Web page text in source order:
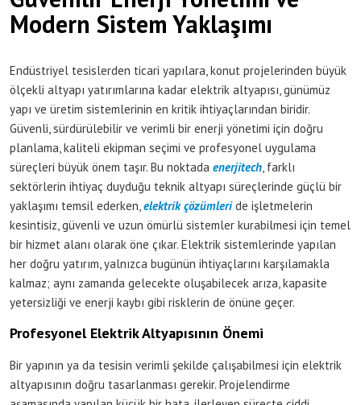
Modern Sistem Yaklaşımı
Endüstriyel tesislerden ticari yapılara, konut projelerinden büyük
ölçekli altyapı yatırımlarına kadar elektrik altyapısı, günümüz
yapı ve üretim sistemlerinin en kritik ihtiyaçlarından biridir.
Güvenli, sürdürülebilir ve verimli bir enerji yönetimi için doğru
planlama, kaliteli ekipman seçimi ve profesyonel uygulama
süreçleri büyük önem taşır. Bu noktada enerjitech, farklı
sektörlerin ihtiyaç duyduğu teknik altyapı süreçlerinde güçlü bir
yaklaşımı temsil ederken,elektrik çözümleride işletmelerin
kesintisiz, güvenli ve uzun ömürlü sistemler kurabilmesi için temel
bir hizmet alanı olarak öne çıkar. Elektrik sistemlerinde yapılan
her doğru yatırım, yalnızca bugünün ihtiyaçlarını karşılamakla
kalmaz; aynı zamanda gelecekte oluşabilecek arıza, kapasite
yetersizliği ve enerji kaybı gibi risklerin de önüne geçer.
Profesyonel Elektrik Altyapısının Önemi
Bir yapının ya da tesisin verimli şekilde çalışabilmesi için elektrik
altyapısının doğru tasarlanması gerekir. Projelendirme